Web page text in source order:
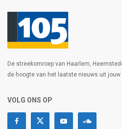
De streekomroep van Haarlem,
de hoogte van het laatste nieuws uit jouw
VOLG ONS OP